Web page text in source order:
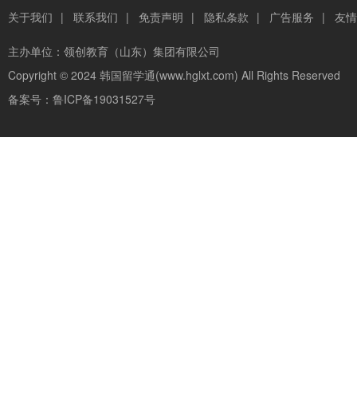
关于我们 | 联系我们 | 免责声明 | 隐私条款 | 广告服务 | 友
主办单位： 领创教育（山东）集团有限公司
Copyright © 2024 韩国留学通(www.hglxt.com) All Rights Reserved
备案号： 鲁ICP备19031527号